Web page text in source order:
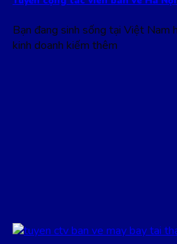
Bạn đang sinh sống tại Việt Nam
kinh doanh kiếm thêm